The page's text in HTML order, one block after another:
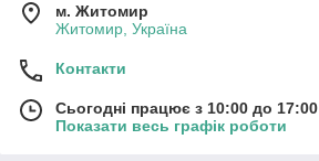
м. Житомир
Житомир, Україна
Контакти
Сьогодні працює з 10:00 до 17:00
Показати весь графік роботи